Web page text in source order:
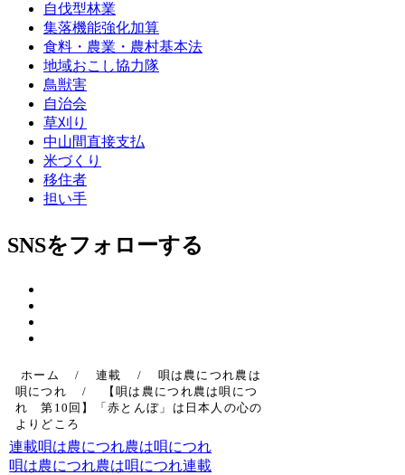
自伐型林業
集落機能強化加算
食料・農業・農村基本法
地域おこし協力隊
鳥獣害
自治会
草刈り
中山間直接支払
米づくり
移住者
担い手
SNSをフォローする
ホーム / 連載 /
唄は農につれ農は
唄につれ
/
【唄は農につれ農は唄につ
れ 第10回】「赤とんぼ」は日本人の心の
よりどころ
連載唄は農につれ農は唄につれ
唄は農につれ農は唄につれ連載